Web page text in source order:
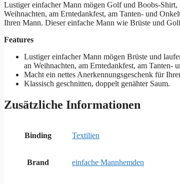
Lustiger einfacher Mann mögen Golf und Boobs-Shirt,
Weihnachten, am Erntedankfest, am Tanten- und
Ihren Mann. Dieser einfache Mann wie Brüste und
Features
Lustiger einfacher Mann mögen Brüste und
an Weihnachten, am Erntedankfest, am Tanten-
Macht ein nettes Anerkennungsgeschenk für
Klassisch geschnitten, doppelt genähter Saum.
Zusätzliche Informationen
Binding Textilien
Brand einfache Mannhemden